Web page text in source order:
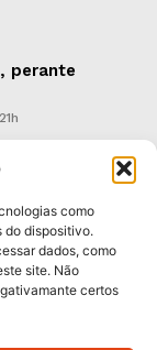
como
do dispositivo.
dados, como
site. Não
certos
perante
em